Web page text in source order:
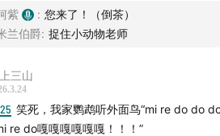
我介绍、和日谈的故事等等，谢绝大
进群后别忘了自我介绍哦~
作 /
邮件至 bbpark@ritanbbpark.com
紫 : 您来了！（倒茶）
兰伯爵: 捉住小动物老师
三山
笑死，我家鹦鹉听外面鸟“mi re do do
re do嘎嘎嘎嘎嘎嘎！！！”